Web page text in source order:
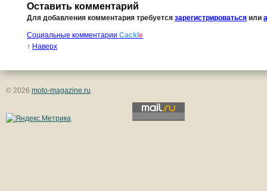
Оставить комментарий
Для добавления комментария требуется зарегистрироваться или
Социальные комментарии Cackl e
↑ Наверх
© 2026 moto-magazine.ru.